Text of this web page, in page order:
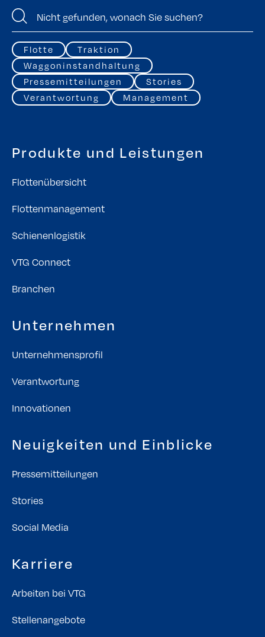
Flotte
Traktion
Waggoninstandhaltung
Pressemitteilungen
Stories
Verantwortung
Management
Produkte und Leistungen
Flottenübersicht
Flottenmanagement
Schienenlogistik
VTG Connect
Branchen
Unternehmen
Unternehmensprofil
Verantwortung
Innovationen
Neuigkeiten und Einblicke
Pressemitteilungen
Stories
Social Media
Karriere
Arbeiten bei VTG
Stellenangebote